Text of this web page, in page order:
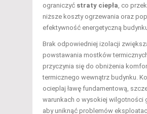
ograniczyć straty ciepła , co
niższe koszty ogrzewania oraz
efektywność energetyczną
Brak odpowiedniej izolacji
powstawania mostków
przyczynia się do obniżenia
termicznego wewnątrz budynku.
ocieplaj ławę fundamentową,
warunkach o wysokiej wilgotności
aby uniknąć problemów